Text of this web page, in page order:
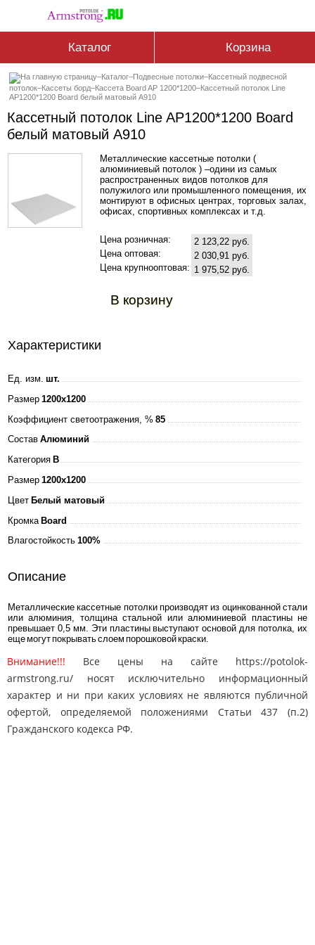
Каталог Корзина
–Каталог–Подвесные потолки–Кассетный подвесной
потолок–Кассеты борд–Кассетa Board AP 1200*1200–Кассетный потолок Line
AP1200*1200 Board белый матовый А910
Кассетный потолок Line AP1200*1200 Board
белый матовый А910
Металлические кассетные потолки (
алюминиевый потолок ) –одини из самых
распространенных видов потолков для
полужилого или промышленного помещения, их
монтируют в офисных центрах, торговых залах,
офисах, спортивных комплексах и т.д.
Цена розничная:
2 123,22 руб.
Цена оптовая:
2 030,91 руб.
Цена крупнооптовая: 1 975,52 руб.
В корзину
Характеристики
Ед. изм. шт.
Размер 1200x1200
Коэффициент светоотражения, % 85
Состав Алюминий
Категория B
Размер 1200x1200
Цвет Белый матовый
Кромка Board
Влагостойкость 100%
Описание
Металлические кассетные потолки производят из оцинкованной стали
или алюминия, толщина стальной или алюминиевой пластины не
превышает 0,5 мм. Эти пластины выступают основой для потолка, их
еще могут покрывать слоем порошковой краски.
Внимание!!! Все цены на сайте https://potolok-
armstrong.ru/ носят исключительно информационный
характер и ни при каких условиях не являются публичной
офертой, определяемой положениями Статьи 437 (п.2)
Гражданского кодекса РФ.